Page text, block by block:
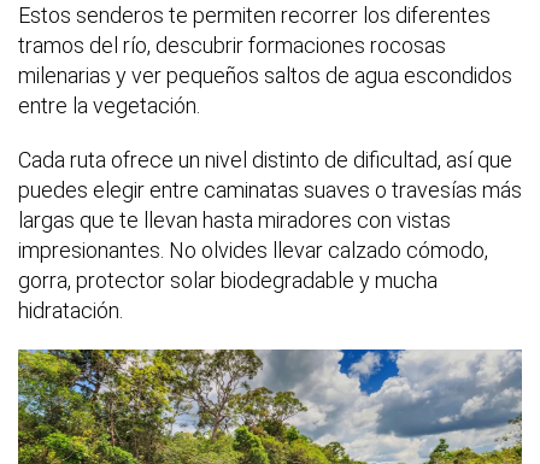
Estos senderos te permiten recorrer los diferentes
tramos del río, descubrir formaciones rocosas
milenarias y ver pequeños saltos de agua escondidos
entre la vegetación.
Cada ruta ofrece un nivel distinto de dificultad, así que
puedes elegir entre caminatas suaves o travesías más
largas que te llevan hasta miradores con vistas
impresionantes. No olvides llevar calzado cómodo,
gorra, protector solar biodegradable y mucha
hidratación.